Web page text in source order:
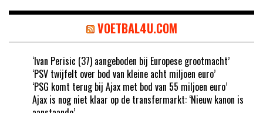
VOETBAL4U.COM
‘Ivan Perisic (37) aangeboden bij Europese grootmacht’
‘PSV twijfelt over bod van kleine acht miljoen euro’
‘PSG komt terug bij Ajax met bod van 55 miljoen euro’
Ajax is nog niet klaar op de transfermarkt: ‘Nieuw kanon is